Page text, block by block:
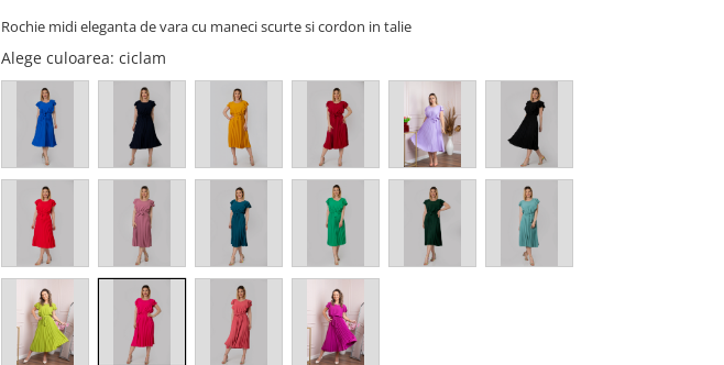
Rochie midi eleganta de vara cu maneci scurte si cordon in talie
Alege culoarea: ciclam